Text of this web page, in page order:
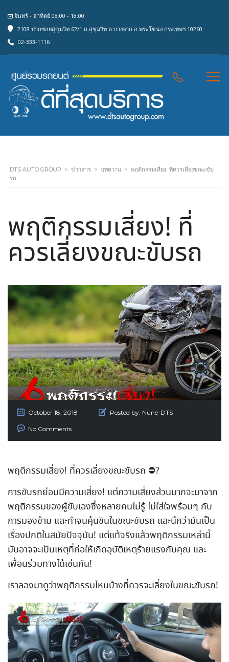
จันทร์ - อาทิตย์ 08:00 - 18:00
2108 ปากซอยสุขุมวิท 62/1 ถ.สุขุมวิท ต.บางจาก อ.พระโขนง กรุงเทพฯ 10260
02-333-1116
DTS AUTO GROUP > ข่าวสาร > บทความ > พฤติกรรมเสี่ยง! ที่ควรเลี่ยงขณะขับ
รถ
พฤติกรรมเสี่ยง! ที่
ควรเลี่ยงขณะขับรถ
October 18, 2018 Posted by: Nune-DTS
No Comments
พฤติกรรมเสี่ยง! ที่ควรเลี่ยงขณะขับรถ ⛔?
การขับรถย่อมมีความเสี่ยง! แต่ความเสี่ยงส่วนมากจะมาจาก
พฤติกรรมของผู้ขับเองซึ่งหลายคนไม่รู้ ไม่ใส่ใจพร้อมๆ กับ
การมองข้าม และทำจนคุ้นชินในขณะขับรถ และนึกว่ามันเป็น
เรื่องปกติในสมัยปัจจุบัน! แต่แท้จริงแล้วพฤติกรรมเหล่านี้
มันอาจจะเป็นเหตุที่ก่อให้เกิดอุบัติเหตุร้ายแรงกับคุณ และ
เพื่อนร่วมทางได้เช่นกัน!
เราลองมาดูว่าพฤติกรรมไหนบ้างที่ควรจะเลี่ยงในขณะขับรถ!